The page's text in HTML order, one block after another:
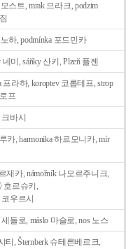
스트, mrak 므라크, podzim
노하, podmínka 포드민카
네미, sáňky 산키, Plzeň 플젠
프라하, koroptev 코롭테프, strop
프
크바시
카, harmonika 하르모니카, mír
제카, námořník 나모르주니크,
호르슈키,
우르시
세들로, máslo 마슬로, nos 노스
티, Šternberk 슈테른베르크,